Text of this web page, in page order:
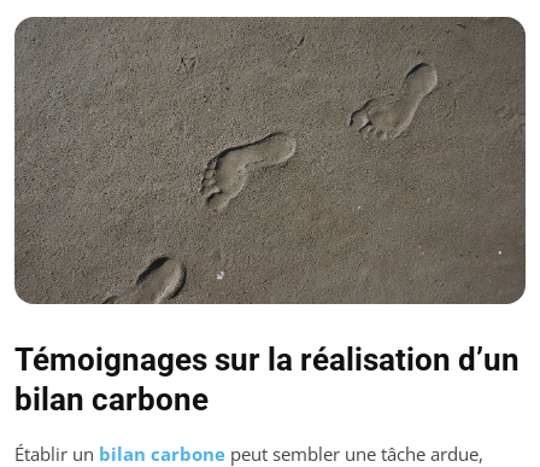
Témoignages sur la réalisation d’un
bilan carbone
Établir un bilan carbone peut sembler une tâche ardue,